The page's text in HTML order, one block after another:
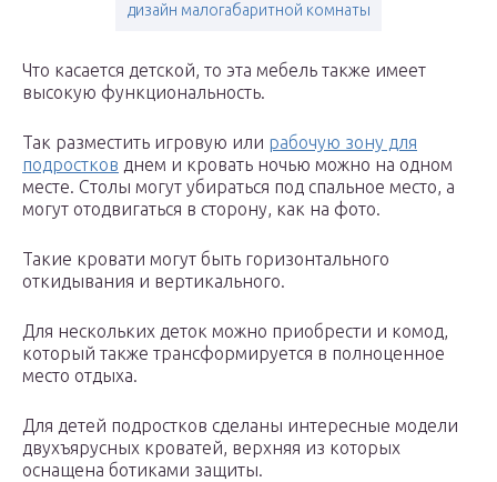
дизайн малогабаритной комнаты
Что касается детской, то эта мебель также имеет
высокую функциональность.
Так разместить игровую или рабочую зону для
подростков днем и кровать ночью можно на одном
месте. Столы могут убираться под спальное место, а
могут отодвигаться в сторону, как на фото.
Такие кровати могут быть горизонтального
откидывания и вертикального.
Для нескольких деток можно приобрести и комод,
который также трансформируется в полноценное
место отдыха.
Для детей подростков сделаны интересные модели
двухъярусных кроватей, верхняя из которых
оснащена ботиками защиты.